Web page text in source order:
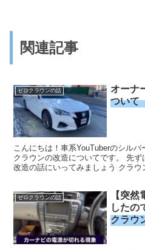
関連記事
ゼロクラウンの話
オーナ
つい
こんにちは！車系YouTuberのシルバ
クラウンの改造についてです。 先ず
改造の話にいってみましょう クラウ
ゼロクラウンの話
【突
したの
クラウ